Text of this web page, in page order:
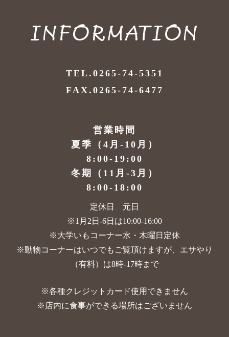
INFORMATION
TEL.0265-74-5351
FAX.0265-74-6477
営業時間
夏季（4月-10月）
8:00-19:00
冬期（11月-3月）
8:00-18:00
定休日 元日
※1月2日-6日は10:00-16:00
※大学いもコーナー水・木曜日定休
※動物コーナーはいつでもご覧頂けますが、 エサやり
（有料）は8時-17時まで
※各種クレジットカード使用できません
※店内に食事ができる場所はございません